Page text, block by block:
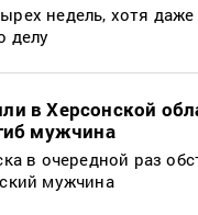
недель, хотя
делу
в Херсонской
мужчина
в очередной раз
мужчина